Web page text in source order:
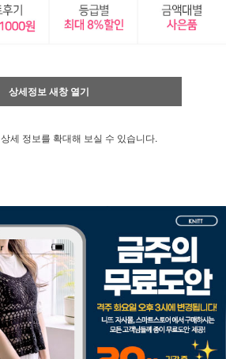
상세정보 새창 열기
상세 정보를 확대해 보실 수 있습니다.